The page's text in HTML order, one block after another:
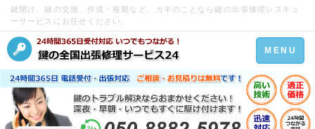
鍵開け、鍵の交換、作成・複製など、カギのことなら鍵の出張修理レスキュ
ーサービスにお任せください。
Toggle
navigation
MENU